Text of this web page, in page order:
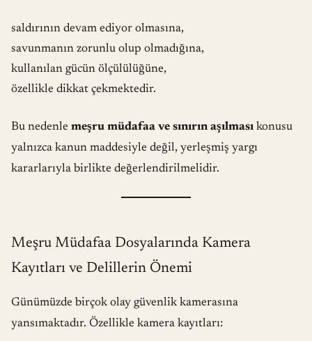
saldırının devam ediyor olmasına,
savunmanın zorunlu olup olmadığına,
kullanılan gücün ölçülülüğüne,
özellikle dikkat çekmektedir.
Bu nedenle meşru müdafaa ve sınırın aşılması konusu
yalnızca kanun maddesiyle değil, yerleşmiş yargı
kararlarıyla birlikte değerlendirilmelidir.
Meşru Müdafaa Dosyalarında Kamera
Kayıtları ve Delillerin Önemi
Günümüzde birçok olay güvenlik kamerasına
yansımaktadır. Özellikle kamera kayıtları: